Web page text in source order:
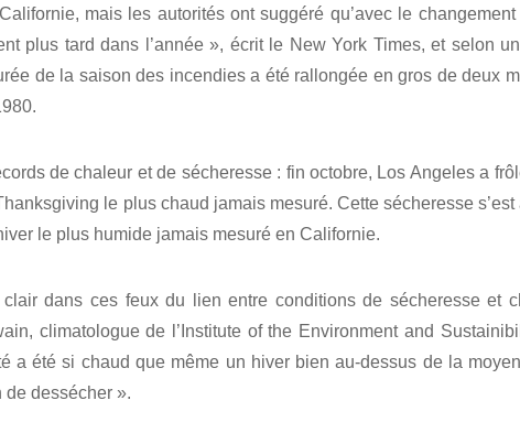
mais les autorités ont suggéré qu’avec le changement
plus tard dans l’année », écrit le New York Times, et selon
de la saison des incendies a été rallongée en gros de deux
de chaleur et de sécheresse : fin octobre, Los Angeles a
le plus chaud jamais mesuré. Cette sécheresse s’est
le plus humide jamais mesuré en Californie.
dans ces feux du lien entre conditions de sécheresse et
climatologue de l’Institute of the Environment and
a été si chaud que même un hiver bien au-dessus de la
de dessécher ».